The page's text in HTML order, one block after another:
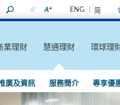
ENG 简
業理財 慧通理財 環球理
廣及資訊 服務簡介 專享優